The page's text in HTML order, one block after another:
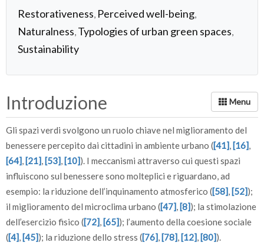
Restorativeness, Perceived well-being,
Naturalness, Typologies of urban green spaces,
Sustainability
Introduzione
Gli spazi verdi svolgono un ruolo chiave nel miglioramento del
benessere percepito dai cittadini in ambiente urbano ([41],[16],
[64],[21],[53],[10]). I meccanismi attraverso cui questi spazi
influiscono sul benessere sono molteplici e riguardano, ad
esempio: la riduzione dell’inquinamento atmosferico ([58],[52]);
il miglioramento del microclima urbano ([47],[8]); la stimolazione
dell’esercizio fisico ([72],[65]); l’aumento della coesione sociale
([4],[45]); la riduzione dello stress ([76],[78],[12],[80]).